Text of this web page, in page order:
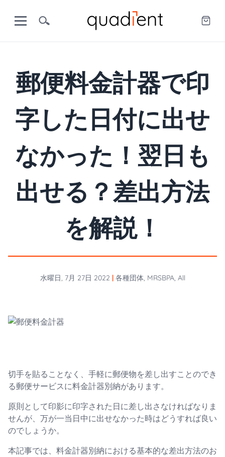
郵便料金計器で印
字した日付に出せ
なかった！翌日も
出せる？差出方法
を解説！
水曜日, 7月 27日 2022 | 各種団体, MRSBPA, All
切手を貼ることなく、手軽に郵便物を差し出すことのでき
る郵便サービスに料金計器別納があります。
原則として印影に印字された日に差し出さなければなりま
せんが、万が一当日中に出せなかった時はどうすれば良い
のでしょうか。
本記事では、料金計器別納における基本的な差出方法のお